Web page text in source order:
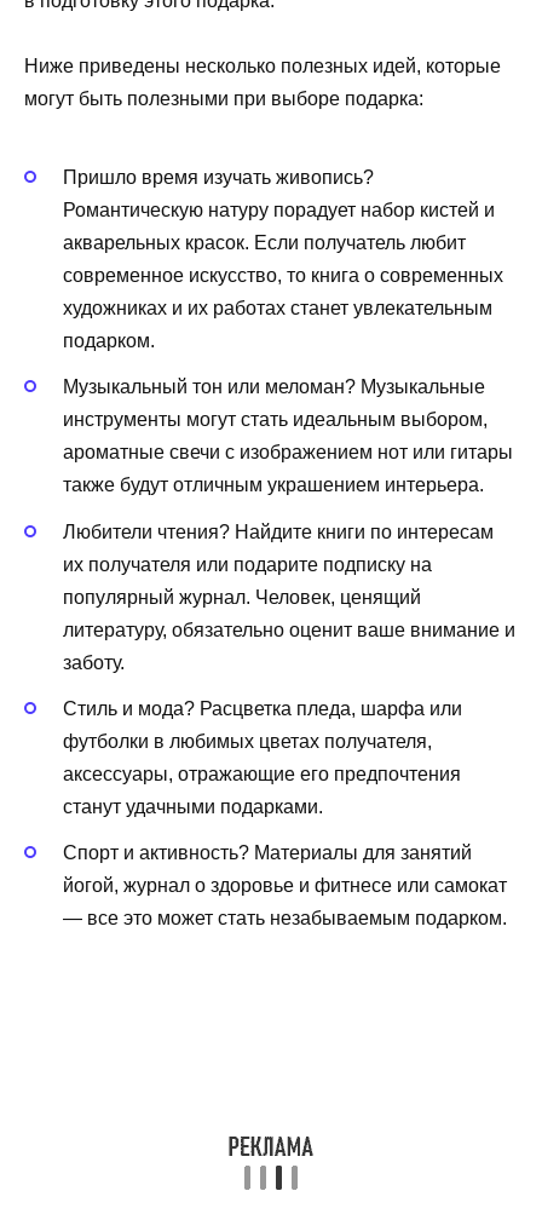
Ниже приведены несколько полезных идей, которые
могут быть полезными при выборе подарка:
Пришло время изучать живопись?
Романтическую натуру порадует набор кистей и
акварельных красок. Если получатель любит
современное искусство, то книга о современных
художниках и их работах станет увлекательным
подарком.
Музыкальный тон или меломан? Музыкальные
инструменты могут стать идеальным выбором,
ароматные свечи с изображением нот или гитары
также будут отличным украшением интерьера.
Любители чтения? Найдите книги по интересам
их получателя или подарите подписку на
популярный журнал. Человек, ценящий
литературу, обязательно оценит ваше внимание и
заботу.
Стиль и мода? Расцветка пледа, шарфа или
футболки в любимых цветах получателя,
аксессуары, отражающие его предпочтения
станут удачными подарками.
Спорт и активность? Материалы для занятий
йогой, журнал о здоровье и фитнесе или самокат
— все это может стать незабываемым подарком.